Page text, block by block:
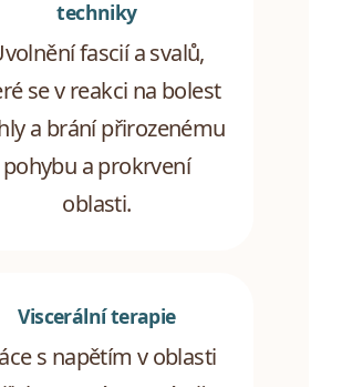
techniky
fascií a svalů,
se v reakci na bolest
a brání přirozenému
pohybu a prokrvení
oblasti.
Viscerální terapie
s napětím v oblasti